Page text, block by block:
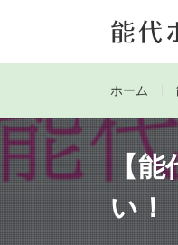
ホーム
【
い！